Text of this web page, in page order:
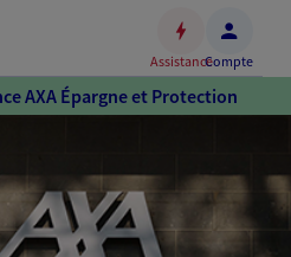
Accéder
au
Accéder
au
pied
AssistanceCompte
AXA Épargne et Protection